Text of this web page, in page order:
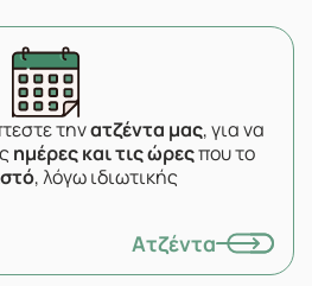
τηνατζέντα μας, για να
ημέρες και τις ώρεςπου το
, λόγω ιδιωτικής
Ατζέντα